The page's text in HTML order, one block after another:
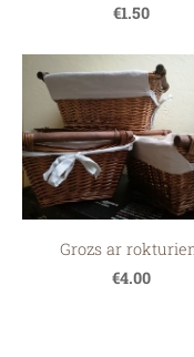
€1.50
Grozs ar
€4.00